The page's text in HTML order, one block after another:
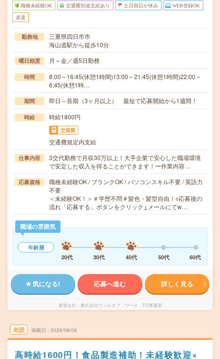
職種未経験OK 交通費別途支給あり 土日祝日が休み WEB登録OK
派遣
勤務地
三重県四日市市
海山道駅から徒歩10分
曜日頻度 月～金／週5日勤務
時間
8:00～16:45(休憩1時間)13:00～21:45(休憩1時間)22:00～
6:45(休憩1時…
期間 即日～長期（3ヶ月以上） 最短で応募開始から1週間！
時給 時給1800円
交通費
交通費規定内支給
仕事内容
3交代勤務で月収30万以上！大手企業で安心した職場環境
で安定した収入を得ることができます！ー作業内容…
応募資格
職種未経験OK / ブランクOK / パソコンスキル不要 / 英語力
不要
＜未経験OK！＞＃学歴不問＃髪色・髪型自由！○応募後の
流れ「応募する」ボタンをクリック↓メールにてw…
職場の雰囲気
年齢層
20代
30代 40代 50代 60代
気になる! 応募へ進む 詳しく見る
派遣会社 株式会社ウィルオブ・ワーク FO事業部
未読 掲載日 2026/08/06
高時給1600円！食品製造補助！未経験歓迎×